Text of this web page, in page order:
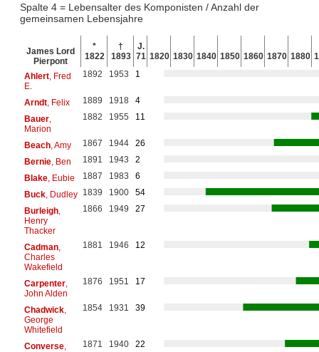
Spalte 4 = Lebensalter des Komponisten / Anzahl der
gemeinsamen Lebensjahre
James Lord
Pierpont
*
1822
†
1893
J.
71 1820 1830 1840 1850 1860 1870 1880
Ahlert, Fred
E.
1892 1953 1
Arndt, Felix 1889 1918
4
Bauer,
Marion
1882 1955 11
Beach, Amy 1867 1944
26
Bernie, Ben 1891 1943
2
Blake, Eubie 1887 1983
6
Buck, Dudley 1839 1900
54
Burleigh,
Henry
Thacker
1866 1949 27
Cadman,
Charles
Wakefield
1881 1946 12
Carpenter,
John Alden
1876 1951 17
Chadwick,
George
Whitefield
1854 1931 39
Converse,
1871 1940 22